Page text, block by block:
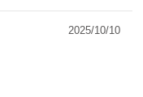
2025/10/10